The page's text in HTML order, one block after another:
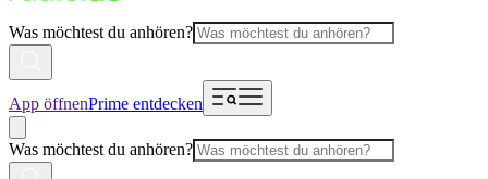
Was möchtest du anhören?
App öffnenPrime entdecken
Was möchtest du anhören?